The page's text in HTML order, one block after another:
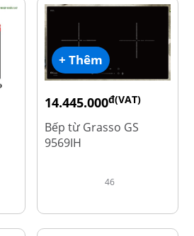
+ Thêm
14.445.000đ(VAT)
19.260.000
Bếp từ Grasso GS
9569IH
46